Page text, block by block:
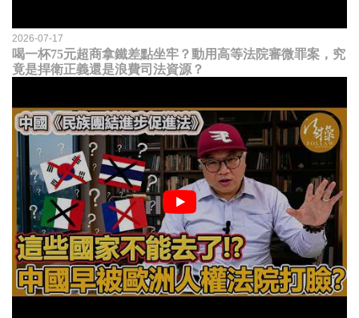
2026-07-17
喝一杯75元超商拿鐵差點坐牢？動用高等法院審微罪案，究
竟是捍衛正義還是浪費司法資源？